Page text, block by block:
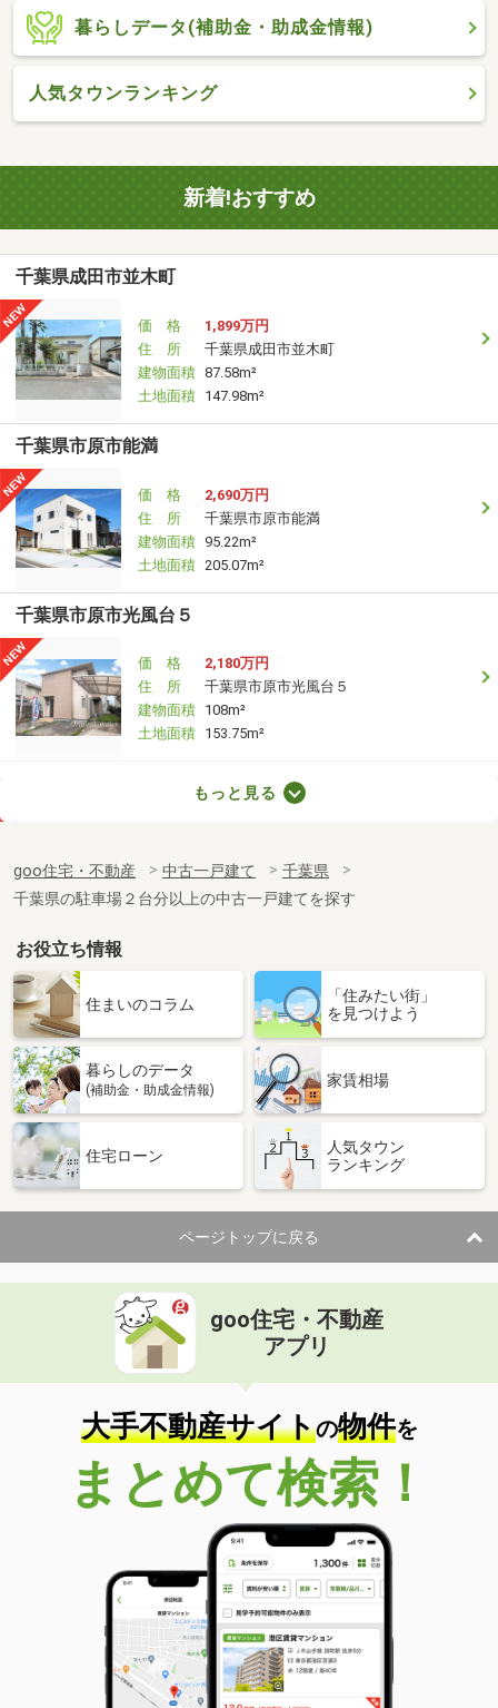
暮らしデータ(補助金・助成金情報)
人気タウンランキング
新着!おすすめ
千葉県成田市並木町
価 格
1,899万円
住 所
千葉県成田市並木町
建物面積 87.58m²
土地面積 147.98m²
千葉県市原市能満
価 格
2,690万円
住 所
千葉県市原市能満
建物面積 95.22m²
土地面積 205.07m²
千葉県市原市光風台５
価 格
2,180万円
住 所
千葉県市原市光風台５
建物面積 108m²
土地面積 153.75m²
建物面積 119.23m²
土地面積 206.19m²
千葉県松戸市和名ケ谷
価 格
2,340万円
千葉県松戸市和名ケ谷
建物面積 77.66m²
土地面積
109.79m²
千葉県松戸市上本郷
4,380万円
住 所
千葉県松戸市上本郷
建物面積 108.26m²
土地面積 123.6m²
千葉県我孫子市我孫子３
価 格
2,480万円
住 所
千葉県我孫子市我孫子３
建物面積 98.01m²
土地面積
126.15m²
千葉県千葉市花見川区天戸町
価 格
2,080万円
千葉県千葉市花見川区天戸町
131m²
土地面積 140.63m²
千葉県千葉市稲毛区萩台町
価 格
3,980万円
住 所
千葉県千葉市稲毛区萩台町
もっと見る
goo住宅・不動産 中古一戸建て
千葉県
千葉県の駐車場２台分以上の中古一戸建てを探す
お役立ち情報
住まいのコラム
「住みたい街」
を見つけよう
暮らしのデータ
(補助金・助成金情報)
家賃相場
住宅ローン
人気タウン
ランキング
ページトップに戻る
goo住宅・不動産
アプリ
大手不動産サイトの物件を
まとめて検索！